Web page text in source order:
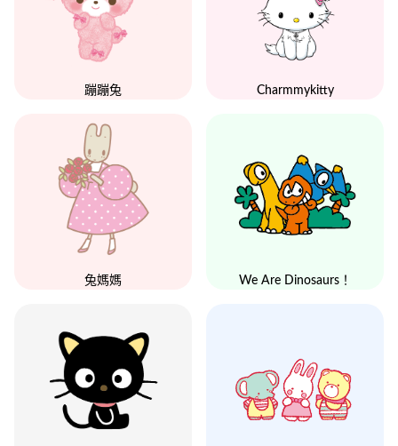
蹦蹦兔 Charmmykitty
兔媽媽 We Are Dinosaurs！